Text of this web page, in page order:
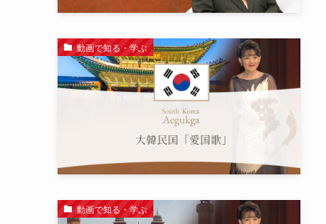
動画で知る・学ぶ
動画で知る・学ぶ